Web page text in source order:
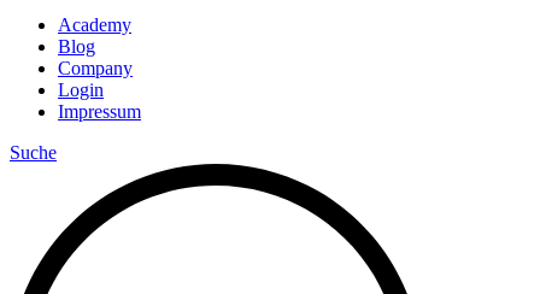
Academy
Blog
Company
Login
Impressum
Suche